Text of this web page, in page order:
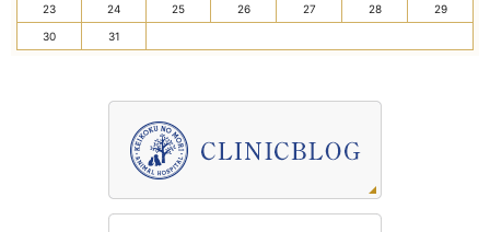
23 24 25 26 27 28 29
30 31